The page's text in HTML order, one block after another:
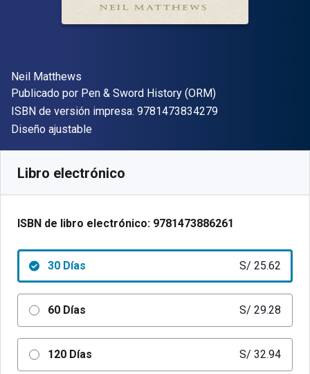
Autor(es)
Neil Matthews
Editor
Publicado por Pen & Sword History (ORM)
ISBN de versión impresa: 9781473834279"ISBN-13
Formato
Diseño ajustable
Libro electrónico
ISBN de libro electrónico: 9781473886261
30 Días S/ 25.62
60 Días S/ 29.28
120 Días S/ 32.94